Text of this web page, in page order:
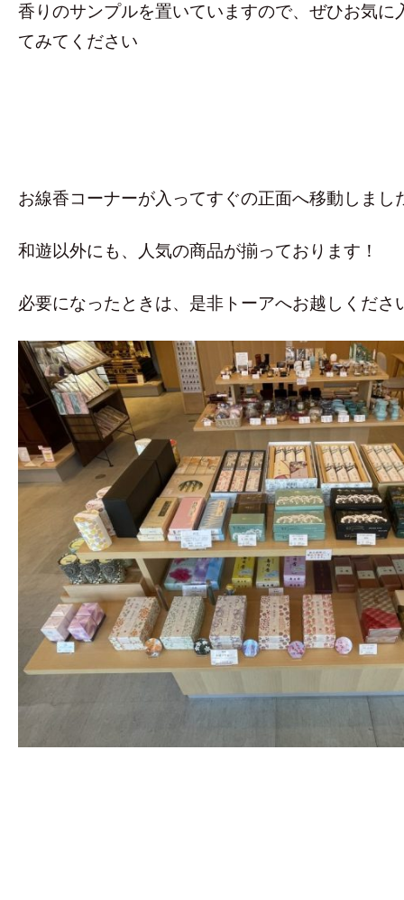
香りのサンプルを置いていますので、ぜひお気に
てみてください
お線香コーナーが入ってすぐの正面へ移動しまし
和遊以外にも、人気の商品が揃っております！
必要になったときは、是非トーアへお越しくださ